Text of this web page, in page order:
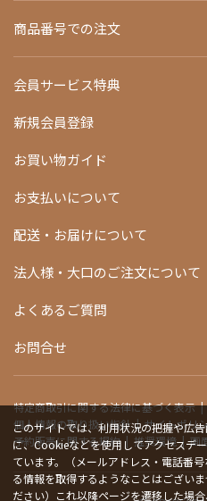
商品番号での注文
会員サービス特典
新規会員登録
お買い物ガイド
お支払いについて
配送・お届けについて
法人様・大口のご注文について
よくあるご質問
お問合せ
特定商取引に関する法律に基づく表示
個人情報の取り扱い指針
サイトポリ
予約販売に関する規約
推奨環境 画
このサイトでは、利用状況の把握や広
に、Cookieなどを使用してアクセスデ
ています。（メールアドレス・電話番
る情報を取得するようなことはござい
ださい）これ以降ページを遷移した場